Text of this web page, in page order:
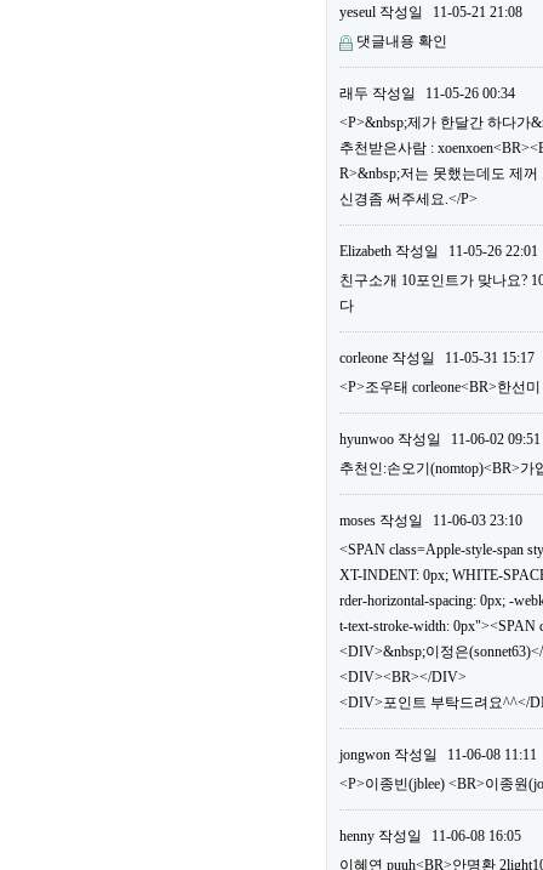
yeseul 작성일
11-05-21 21:08
댓글내용 확인
래두 작성일
11-05-26 00:34
<P>&nbsp;제가 한달간 하다가
추천받은사람 :
R>&nbsp;저는 못했는데도 제
신경좀 써주세요.</P>
Elizabeth 작성일
11-05-26 22:01
친구소개 10포인트가 맞나요?
다
corleone 작성일
11-05-31 15:17
<P>조우태 corleone<BR>한선
hyunwoo 작성일
11-06-02 09:51
추천인:손오기(nomtop)<BR>
moses 작성일
11-06-03 23:10
<SPAN class=Apple-style-span
XT-INDENT: 0px; WHITE-
rder-horizontal-spacing: 0px; -
t-text-stroke-width: 0px"><SPAN
<DIV>&nbsp;이정은
<DIV><BR></DIV>
<DIV>포인트 부탁드려요^^</
jongwon 작성일
11-06-08 11:11
<P>이종빈(jblee) <BR>이종원
henny 작성일
11-06-08 16:05
이혜연 puuh<BR>안명환